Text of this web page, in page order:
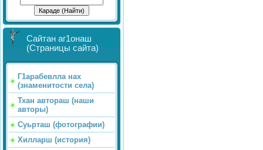
Сайтан аг1онаш
(Страницы сайта)
Г1арабевлла нах
(знаменитости села)
Тхан автораш (наши
авторы)
Суьрташ (фотографии)
Хилларш (история)